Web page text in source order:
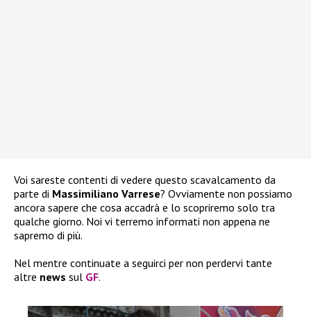
Voi sareste contenti di vedere questo scavalcamento da
parte di Massimiliano Varrese? Ovviamente non possiamo
ancora sapere che cosa accadrà e lo scopriremo solo tra
qualche giorno. Noi vi terremo informati non appena ne
sapremo di più.
Nel mentre continuate a seguirci per non perdervi tante
altre news sul GF.